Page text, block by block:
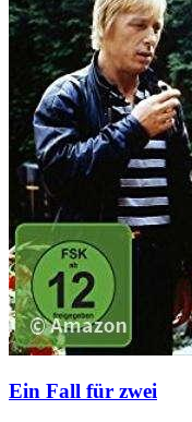
Ein Fall für zwei